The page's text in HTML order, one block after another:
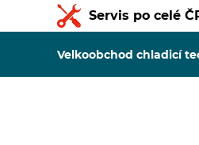
Servis po celé
Velkoobchod chladicí